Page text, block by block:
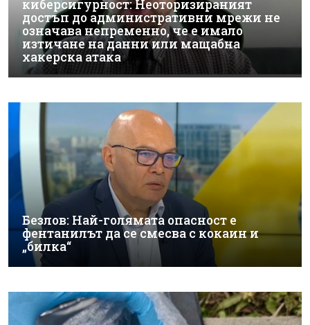
киберсигурност: Неоторизираният
достъп до административни мрежи не
означава непременно, че е имало
изтичане на данни или мащабна
хакерска атака
Безлов: Най-голямата опасност е
фентанилът да се смесва с кокаин и
„билка“